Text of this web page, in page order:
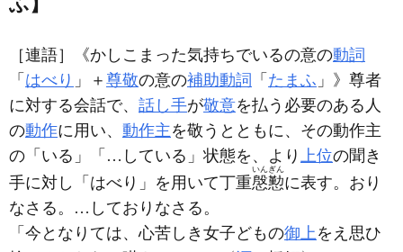
［連語］ 《かしこまった気持ちでいるの意の動詞
「 はべり 」＋ 尊敬の意の補助動詞 「 たまふ 」》尊者
に対する会話で、 話し手が敬意を払う必要のある人
の動作に用い、 動作主を敬うとともに、その動作主
の「いる」「…している」状態を、より 上位の聞き
手に対し「はべり」を用いて丁重慇懃
いんぎん
に表す。おり
なさる。…しておりなさる。
「今となりては、心苦しき女子どもの御上をえ思ひ